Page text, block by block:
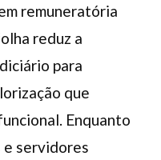
remuneratória
reduz a
para
que
Enquanto
e servidores